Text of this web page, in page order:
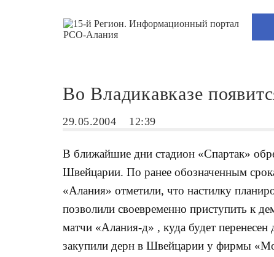
Во Владикавказе
29.05.2004 12:39
В ближайшие дни стадион «Спартак»
Швейцарии. По ранее обозначенным
«Алания» отметили, что настилку
позволили своевременно приступить к
матчи «Алания-д» , куда будет
закупили дерн в Швейцарии у фирмы